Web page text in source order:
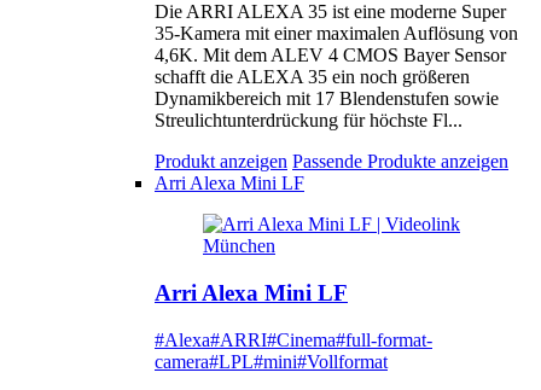
Die ARRI ALEXA 35 ist eine moderne Super
35-Kamera mit einer maximalen Auflösung von
4,6K. Mit dem ALEV 4 CMOS Bayer Sensor
schafft die ALEXA 35 ein noch größeren
Dynamikbereich mit 17 Blendenstufen sowie
Streulichtunterdrückung für höchste Fl...
Produkt anzeigen Passende Produkte anzeigen
Arri Alexa Mini LF
Arri Alexa Mini LF
#Alexa#ARRI#Cinema#full-format-
camera#LPL#mini#Vollformat